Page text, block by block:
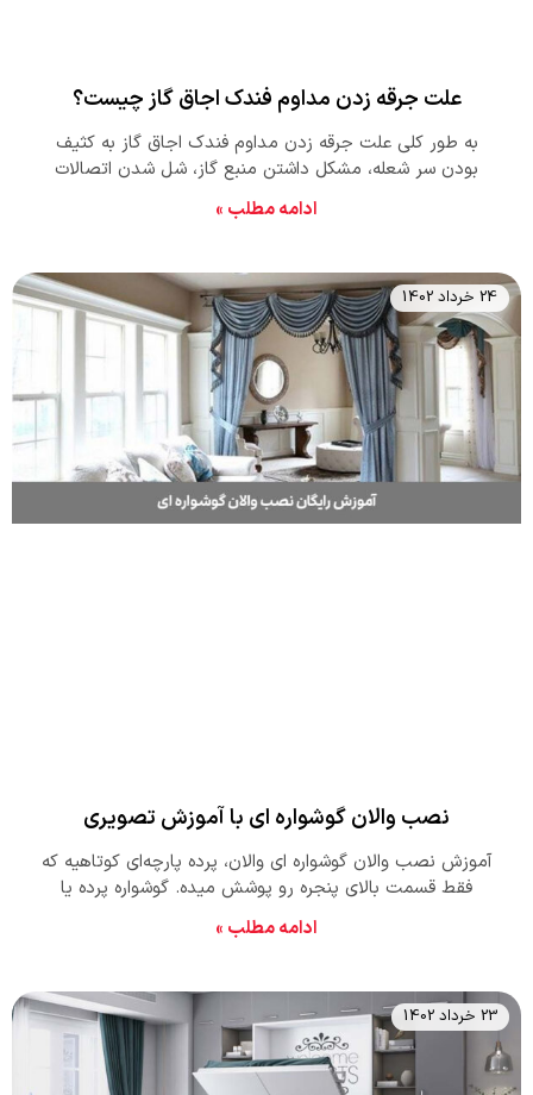
علت جرقه زدن مداوم فندک اجاق گاز چیست؟
به طور کلی علت جرقه زدن مداوم فندک اجاق گاز به کثیف
بودن سر شعله، مشکل داشتن منبع گاز، شل شدن اتصالات
جرقه فندک، جایگاه نامناسب سرشعله و… مربوط می شود که در
این مقاله به بررسی این دلایل و حل مشکل جرقه زدن مداوم
ادامه مطلب »
نصب والان گوشواره ای با آموزش تصویری
24 خرداد 1402
آموزش نصب والان گوشواره ای والان، پرده‌ پارچه‌ای کوتاهیه که
فقط قسمت بالای پنجره رو پوشش میده. گوشواره پرده یا
ادامه مطلب »
23 خرداد 1402